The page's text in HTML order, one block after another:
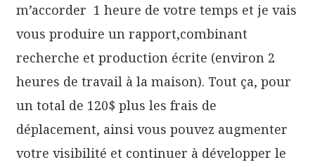
m’accorder 1 heure de votre temps et je vais
vous produire un rapport,combinant
recherche et production écrite (environ 2
heures de travail à la maison). Tout ça, pour
un total de 120$ plus les frais de
déplacement, ainsi vous pouvez augmenter
votre visibilité et continuer à développer le